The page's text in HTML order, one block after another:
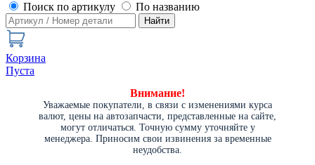
Поиск по артикулу По названию
Найти
Корзина
Пуста
Внимание!
Уважаемые покупатели, в связи с изменениями курса
валют, цены на автозапчасти, представленные на сайте,
могут отличаться. Точную сумму уточняйте у
менеджера. Приносим свои извинения за временные
неудобства.